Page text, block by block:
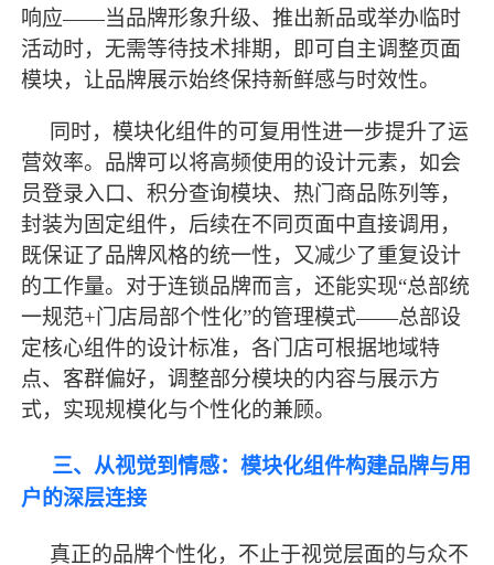
响应——当品牌形象升级、推出新品或举办临时
活动时，无需等待技术排期，即可自主调整页面
模块，让品牌展示始终保持新鲜感与时效性。
同时，模块化组件的可复用性进一步提升了运
营效率。品牌可以将高频使用的设计元素，如会
员登录入口、积分查询模块、热门商品陈列等，
封装为固定组件，后续在不同页面中直接调用，
既保证了品牌风格的统一性，又减少了重复设计
的工作量。对于连锁品牌而言，还能实现“总部统
一规范+门店局部个性化”的管理模式——总部设
定核心组件的设计标准，各门店可根据地域特
点、客群偏好，调整部分模块的内容与展示方
式，实现规模化与个性化的兼顾。
三、从视觉到情感：模块化组件构建品牌与用
户的深层连接
真正的品牌个性化，不止于视觉层面的与众不